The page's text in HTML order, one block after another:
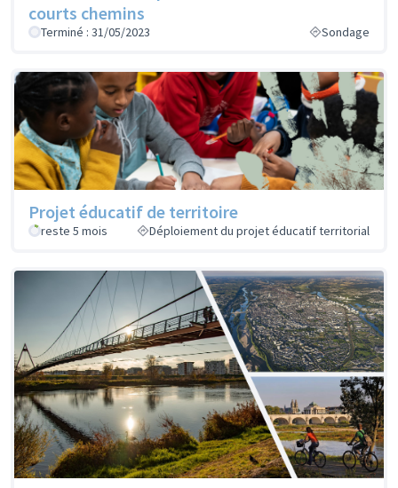
courts chemins
Terminé : 31/05/2023 Sondage
Projet éducatif de territoire
reste 5 mois Déploiement du projet éducatif territorial